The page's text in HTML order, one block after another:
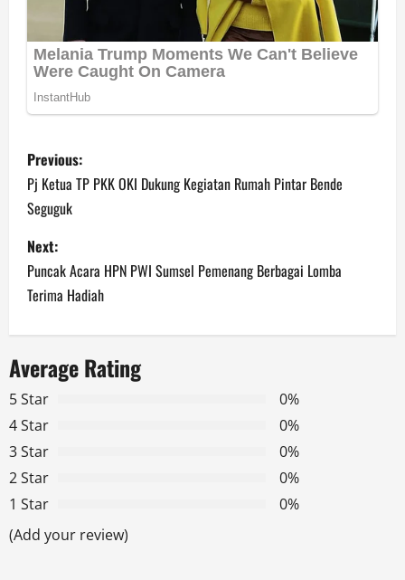
P
o
s
t
n
a
v
i
g
a
t
Previous:
Pj Ketua TP PKK OKI Dukung Kegiatan Rumah Pintar Bende
Seguguk
Next:
Puncak Acara HPN PWI Sumsel Pemenang Berbagai Lomba
Terima Hadiah
Average Rating
5 Star
0%
4 Star
0%
3 Star
0%
2 Star
0%
1 Star
0%
(Add your review)